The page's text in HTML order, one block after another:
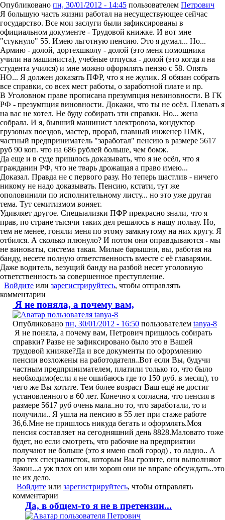
Опубликовано пн, 30/01/2012 - 14:45 пользователем Петрович
Я большую часть жизни работал на несуществующее сейчас
государство. Все мои заслуги были зафиксированы в
официальном документе - Трудовой книжке. И вот мне
"стукнуло" 55. Имею льготную пенсию. Это я думал... Но...
Армию - долой, дортехшколу - долой (это меня помощника
учили на машиниста), учебные отпуска - долой (это когда я на
студента учился) и мне можно оформлять пензю с 58. Опять
НО... Я должен доказать ПФР, что я не жулик. Я обязан собрать
все справки, со всех мест работы, о заработной плате и пр.
В Уголовном праве прописана презумпция невиновности. В ГК
РФ - презумпция виновности. Докажи, что ты не осёл. Плевать я
на вас не хотел. Не буду собирать эти справки. Но... жена
собрала. И я, бывший машинист электровоза, кондуктор
грузовых поездов, мастер, прораб, главный инженер ПМК,
частный предприниматель "заработал" пенсию в размере 5617
руб 90 коп. что на 686 рублей больше, чем бомж.
Да еще и в суде пришлось доказывать, что я не осёл, что я
гражданин РФ, что не тварь дрожащая а право имею...
Доказал. Правда не с первого разу. Но теперь щастлив - ничего
никому не надо доказывать. Пенсию, кстати, тут же
ополовинили по исполнительному листу... но это уже другая
тема. Тут семитизмом воняет.
Удивляет другое. Спецыализки ПФР прекрасно знали, что я
прав, по стране тысячи таких дел решалось в нашу пользу. Но,
тем не менее, гоняли меня по этому замкнутому на них кругу. Я
отбился. А сколько плюнуло? И потом они оправдываются - мы
не виноваты, система такая. Милые барышни, вы, работая на
банду, несете полную ответственность вместе с её главарями.
Даже водитель, везущий банду на разбой несет уголовную
ответственность за совершенное преступление.
Войдите или зарегистрируйтесь, чтобы отправлять
комментарии
Я не поняла, а почему вам,
Опубликовано пн, 30/01/2012 - 16:50 пользователем tanya-8
Я не поняла, а почему вам, Петрович пришлось собирать
справки? Разве не зафиксировано было это в Вашей
трудовой книжке?Да и все документы по оформлению
пенсии возложены на работодателя..Вот если Вы, будучи
частным предпринимателем, платили только то, что было
необходимо(если я не ошибаюсь где то 150 руб. в месяц), то
чего же Вы хотите. Тем более возраст Ваш ещё не достиг
установленного в 60 лет. Конечно я согласна, что пенсия в
размере 5617 руб очень мала..но то, что заработали, то и
получили.. Я ушла на пенсию в 55 лет при стаже работе
36,6.Мне не пришлось никуда бегать и оформлять.Моя
пенсия составляет на сегодняшний день 8828.Маловато тоже
будет, но если смотреть, что рабочие на предприятии
получают не больше (это я имею свой город) , то ладно.. А
про тех специалисток, которым Вы грозите, они выполняют
Закон...а уж плох он или хорош они не вправе обсуждать..это
не их дело.
Войдите или зарегистрируйтесь, чтобы отправлять
комментарии
Да, в общем-то я не в претензии...